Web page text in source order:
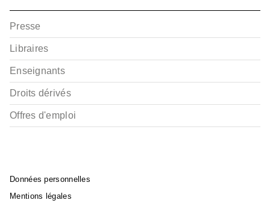
Presse
Libraires
Enseignants
Droits dérivés
Offres d'emploi
Données personnelles
Mentions légales